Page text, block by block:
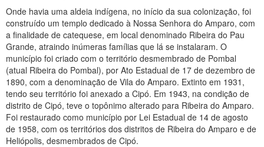
Onde havia uma aldeia indígena, no início da sua colonização, foi
construído um templo dedicado à Nossa Senhora do Amparo, com
a finalidade de catequese, em local denominado Ribeira do Pau
Grande, atraindo inúmeras famílias que lá se instalaram. O
município foi criado com o território desmembrado de Pombal
(atual Ribeira do Pombal), por Ato Estadual de 17 de dezembro de
1890, com a denominação de Vila do Amparo. Extinto em 1931,
tendo seu território foi anexado a Cipó. Em 1943, na condição de
distrito de Cipó, teve o topônimo alterado para Ribeira do Amparo.
Foi restaurado como município por Lei Estadual de 14 de agosto
de 1958, com os territórios dos distritos de Ribeira do Amparo e de
Heliópolis, desmembrados de Cipó.